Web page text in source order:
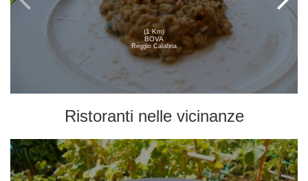
(1 Km)
BOVA
Reggio Calabria
Ristoranti nelle vicinanze